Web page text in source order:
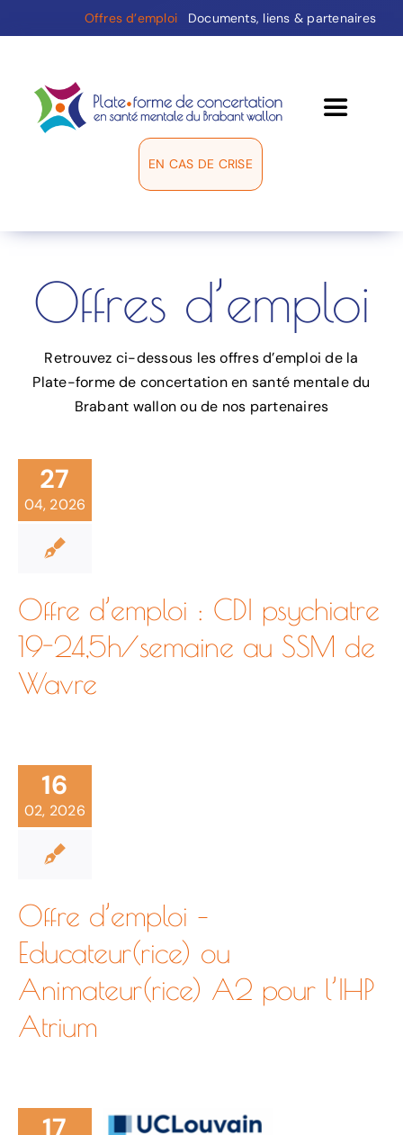
au
Offres d’emploi Documents, liens & partenaires
Toggle
Groupes de travail
Médiation
Répertoire
Agenda
Contact
EN CAS DE CRISE
Offres d’emploi
Retrouvez ci-dessous les offres d’emploi de la
Plate-forme de concertation en santé mentale du
Brabant wallon ou de nos partenaires
27
04, 2026
Offre d’emploi : CDI psychiatre
19-24,5h/semaine au SSM de
Wavre
16
02, 2026
Offre d’emploi –
Educateur(rice) ou
Animateur(rice) A2 pour l’IHP
Atrium
17
Santé
Mentale
Service